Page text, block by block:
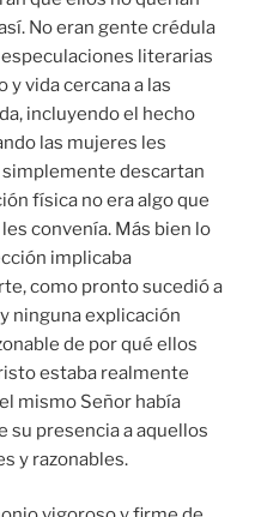
No eran gente crédula
literarias
vida cercana a las
incluyendo el hecho
las mujeres les
descartan
física no era algo que
convenía. Más bien lo
implicaba
como pronto sucedió a
ninguna explicación
de por qué ellos
estaba realmente
mismo Señor había
su presencia a aquellos
y razonables.